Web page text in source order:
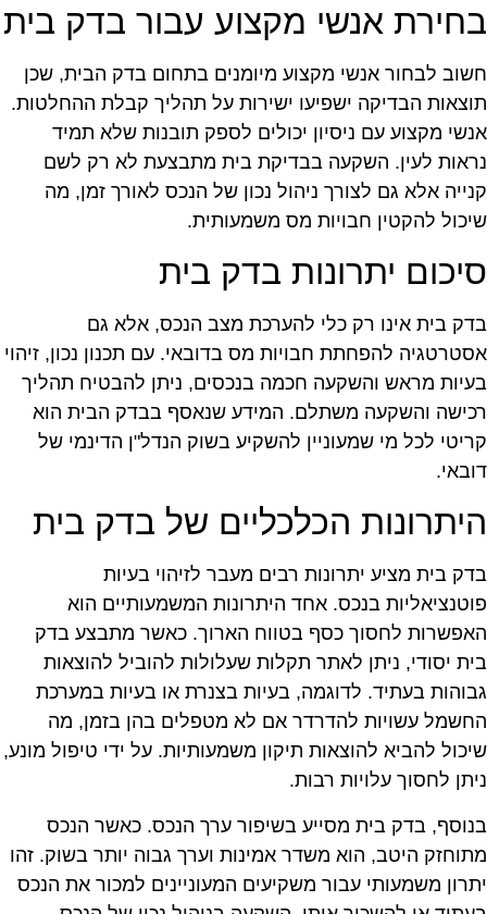
אנשי מקצוע עבור בדק בית
לבחור אנשי מקצוע מיומנים בתחום בדק הבית, שכן
הבדיקה ישפיעו ישירות על תהליך קבלת ההחלטות.
מקצוע עם ניסיון יכולים לספק תובנות שלא תמיד
לעין. השקעה בבדיקת בית מתבצעת לא רק לשם
אלא גם לצורך ניהול נכון של הנכס לאורך זמן, מה
להקטין חבויות מס משמעותית.
יתרונות בדק בית
בית אינו רק כלי להערכת מצב הנכס, אלא גם
להפחתת חבויות מס בדובאי. עם תכנון נכון, זיהוי
מראש והשקעה חכמה בנכסים, ניתן להבטיח תהליך
והשקעה משתלם. המידע שנאסף בבדק הבית הוא
לכל מי שמעוניין להשקיע בשוק הנדל"ן הדינמי של
הכלכליים של בדק בית
בית מציע יתרונות רבים מעבר לזיהוי בעיות
בנכס. אחד היתרונות המשמעותיים הוא
לחסוך כסף בטווח הארוך. כאשר מתבצע בדק
יסודי, ניתן לאתר תקלות שעלולות להוביל להוצאות
בעתיד. לדוגמה, בעיות בצנרת או בעיות במערכת
עשויות להדרדר אם לא מטפלים בהן בזמן, מה
להביא להוצאות תיקון משמעותיות. על ידי טיפול מונע,
לחסוך עלויות רבות.
בדק בית מסייע בשיפור ערך הנכס. כאשר הנכס
היטב, הוא משדר אמינות וערך גבוה יותר בשוק. זהו
משמעותי עבור משקיעים המעוניינים למכור את הנכס